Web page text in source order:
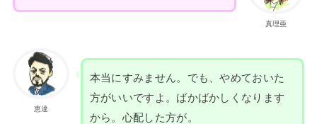
真理亜
恵達
本当にすみません。でも、やめておいた
方がいいですよ。ばかばかしくなります
から。心配した方が。